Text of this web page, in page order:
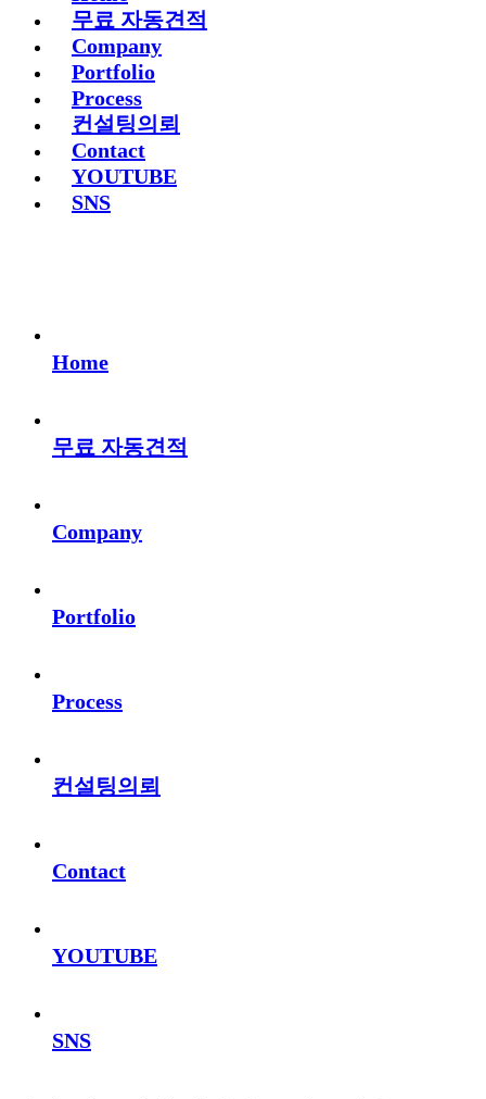
무료 자동견적
Company
Portfolio
Process
컨설팅의뢰
Contact
YOUTUBE
SNS
Home
무료 자동견적
Company
Portfolio
Process
컨설팅의뢰
Contact
YOUTUBE
SNS